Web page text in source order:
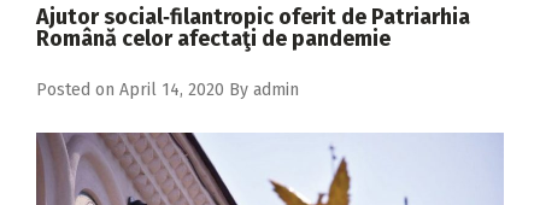
2018
2016
2015
Ajutor social‑filantropic oferit de Patriarhia
Română celor afectaţi de pandemie
Posted on April 14, 2020 By admin